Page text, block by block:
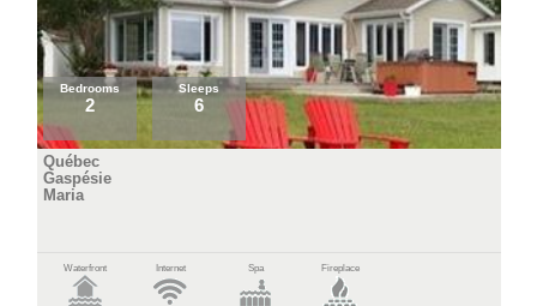
Bedrooms
2
Sleeps
6
Québec
Gaspésie
Maria
Waterfront Internet Spa Fireplace